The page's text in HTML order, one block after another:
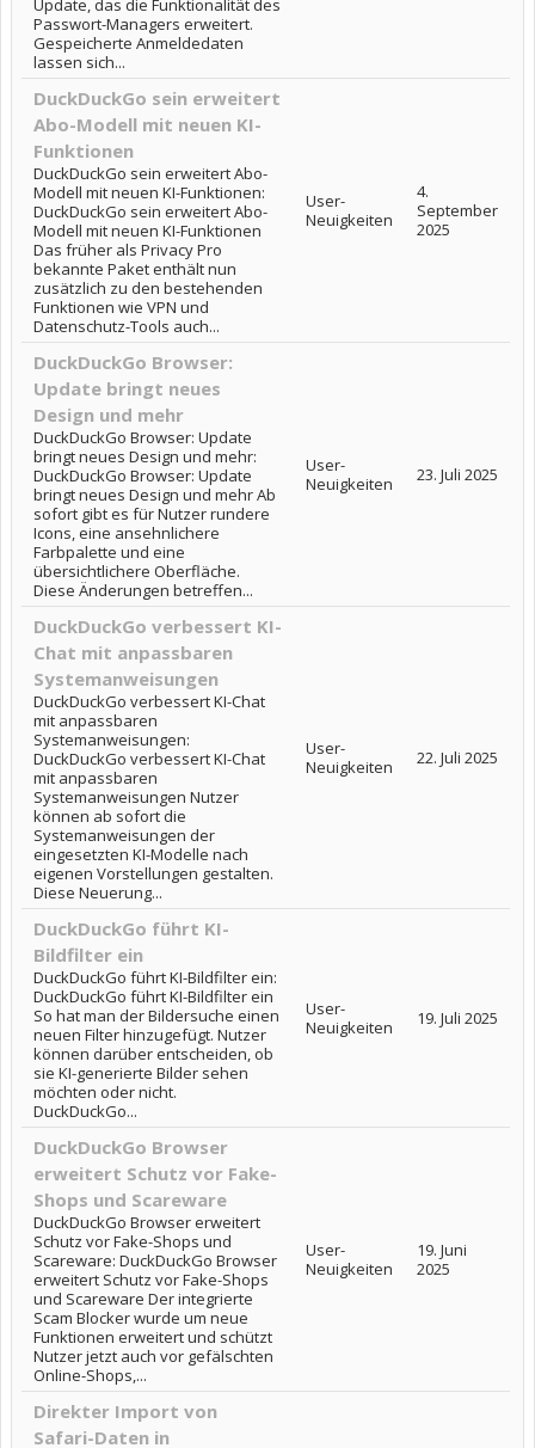
Update, das die Funktionalität des
Passwort-Managers erweitert.
Gespeicherte Anmeldedaten
lassen sich...
DuckDuckGo sein erweitert
Abo-Modell mit neuen KI-
Funktionen
DuckDuckGo sein erweitert Abo-
Modell mit neuen KI-Funktionen:
DuckDuckGo sein erweitert Abo-
Modell mit neuen KI-Funktionen
Das früher als Privacy Pro
bekannte Paket enthält nun
zusätzlich zu den bestehenden
Funktionen wie VPN und
Datenschutz-Tools auch...
User-
Neuigkeiten
4.
September
2025
DuckDuckGo Browser:
Update bringt neues
Design und mehr
DuckDuckGo Browser: Update
bringt neues Design und mehr:
DuckDuckGo Browser: Update
bringt neues Design und mehr Ab
sofort gibt es für Nutzer rundere
Icons, eine ansehnlichere
Farbpalette und eine
übersichtlichere Oberfläche.
Diese Änderungen betreffen...
User-
Neuigkeiten
23. Juli 2025
DuckDuckGo verbessert KI-
Chat mit anpassbaren
Systemanweisungen
DuckDuckGo verbessert KI-Chat
mit anpassbaren
Systemanweisungen:
DuckDuckGo verbessert KI-Chat
mit anpassbaren
Systemanweisungen Nutzer
können ab sofort die
Systemanweisungen der
eingesetzten KI-Modelle nach
eigenen Vorstellungen gestalten.
Diese Neuerung...
User-
Neuigkeiten
22. Juli 2025
DuckDuckGo führt KI-
Bildfilter ein
DuckDuckGo führt KI-Bildfilter ein:
DuckDuckGo führt KI-Bildfilter ein
So hat man der Bildersuche einen
neuen Filter hinzugefügt. Nutzer
können darüber entscheiden, ob
sie KI-generierte Bilder sehen
möchten oder nicht.
DuckDuckGo...
User-
Neuigkeiten
19. Juli 2025
DuckDuckGo Browser
erweitert Schutz vor Fake-
Shops und Scareware
DuckDuckGo Browser erweitert
Schutz vor Fake-Shops und
Scareware: DuckDuckGo Browser
erweitert Schutz vor Fake-Shops
und Scareware Der integrierte
Scam Blocker wurde um neue
Funktionen erweitert und schützt
Nutzer jetzt auch vor gefälschten
Online-Shops,...
User-
Neuigkeiten
19. Juni
2025
Direkter Import von
Safari-Daten in